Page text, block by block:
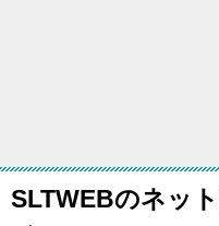
SLTWEBのネッ